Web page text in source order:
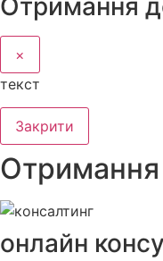
×
текст
Закрити
Отримання
онлайн